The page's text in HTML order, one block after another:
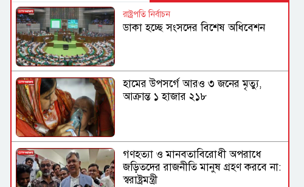
রাষ্ট্রপতি নির্বাচন
ডাকা হচ্ছে সংসদের বিশেষ অধিবেশন
হামের উপসর্গে আরও ৩ জনের মৃত্যু,
আক্রান্ত ১ হাজার ২১৮
গণহত্যা ও মানবতাবিরোধী অপরাধে
জড়িতদের রাজনীতি মানুষ গ্রহণ করবে না:
স্বরাষ্ট্রমন্ত্রী